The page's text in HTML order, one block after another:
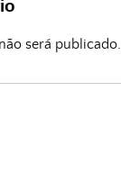
será publicado.